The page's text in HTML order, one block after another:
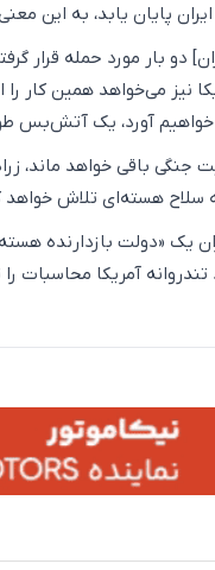
ایران پایان یابد، به این
دو بار مورد حمله قرار
نیز می‌خواهد همین کار را
آورد، یک آتش‌بس
باقی خواهد ماند،
سلاح هسته‌ای تلاش خواهد
یک «دولت بازدارنده
آمریکا محاسبات